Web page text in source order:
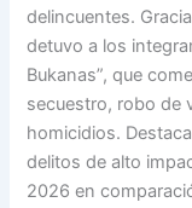
delincuentes.
detuvo a los
Bukanas”, que
secuestro, robo de
homicidios.
delitos de alto
2026 en